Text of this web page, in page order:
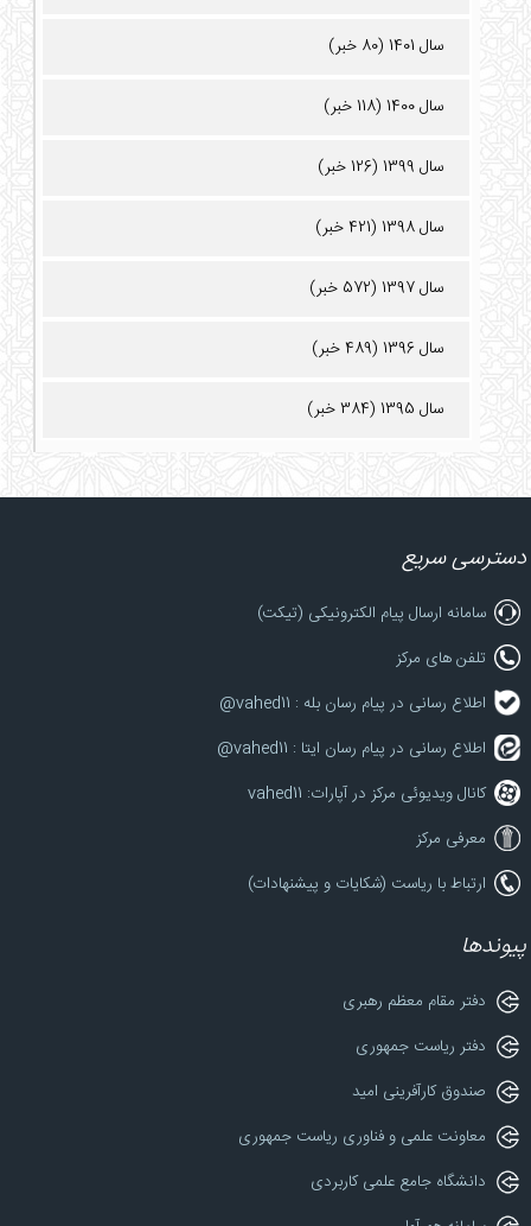
سال 1401 (80 خبر)
سال 1400 (118 خبر)
سال 1399 (126 خبر)
سال 1398 (421 خبر)
سال 1397 (572 خبر)
سال 1396 (489 خبر)
سال 1395 (384 خبر)
دسترسی سریع
سامانه ارسال پیام الکترونیکی (تیکت)
تلفن های مرکز
اطلاع رسانی در پیام رسان بله : vahed11@
اطلاع رسانی در پیام رسان ایتا : vahed11@
کانال ویدیوئی مرکز در آپارات: vahed11
معرفی مرکز
ارتباط با ریاست (شکایات و پیشنهادات)
پیوندها
دفتر مقام معظم رهبری
دفتر ریاست جمهوری
صندوق کارآفرینی امید
معاونت علمی و فناوری ریاست جمهوری
دانشگاه جامع علمی کاربردی